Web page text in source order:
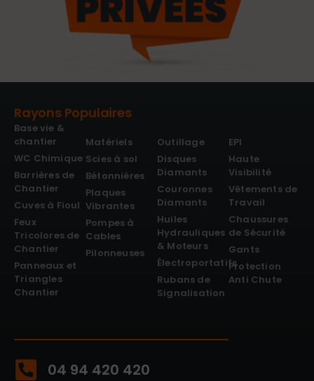
Rayons Populaires
Base vie &
chantier
WC Chimique
Barrières de
Chantier
Cuves à Fioul
Feux
Tricolores de
Chantier
Panneaux et
Triangles
Chantier
Matériels
Scies à sol
Bétonnières
Plaques
Vibrantes
Pompes à
Cables
Pilonneuses
Outillage
Disques
Diamants
Couronnes
Diamants
Huiles
Hydrauliques
& Moteurs
Électroportatifs
Rubans de
Signalisation
EPI
Haute
Visibilité
Vêtements de
Travail
Chaussures
de Sécurité
Gants
Protection
Anti Chute
04 94 420 420